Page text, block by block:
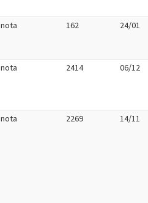
nota 162 24/01
nota 2414 06/12
nota 2269 14/11